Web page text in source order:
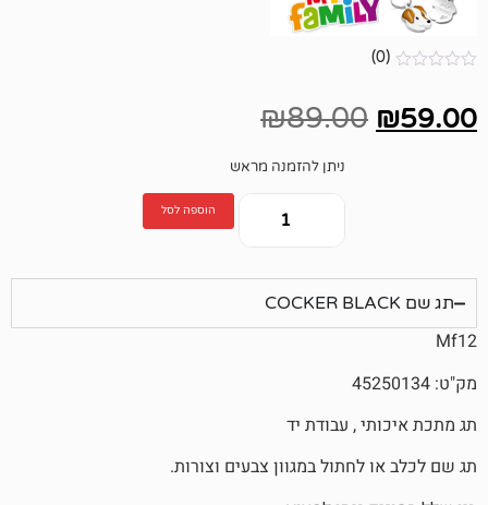
₪89.00
הוספה לסל
, עבודת יד
במגוון צבעים וצורות.